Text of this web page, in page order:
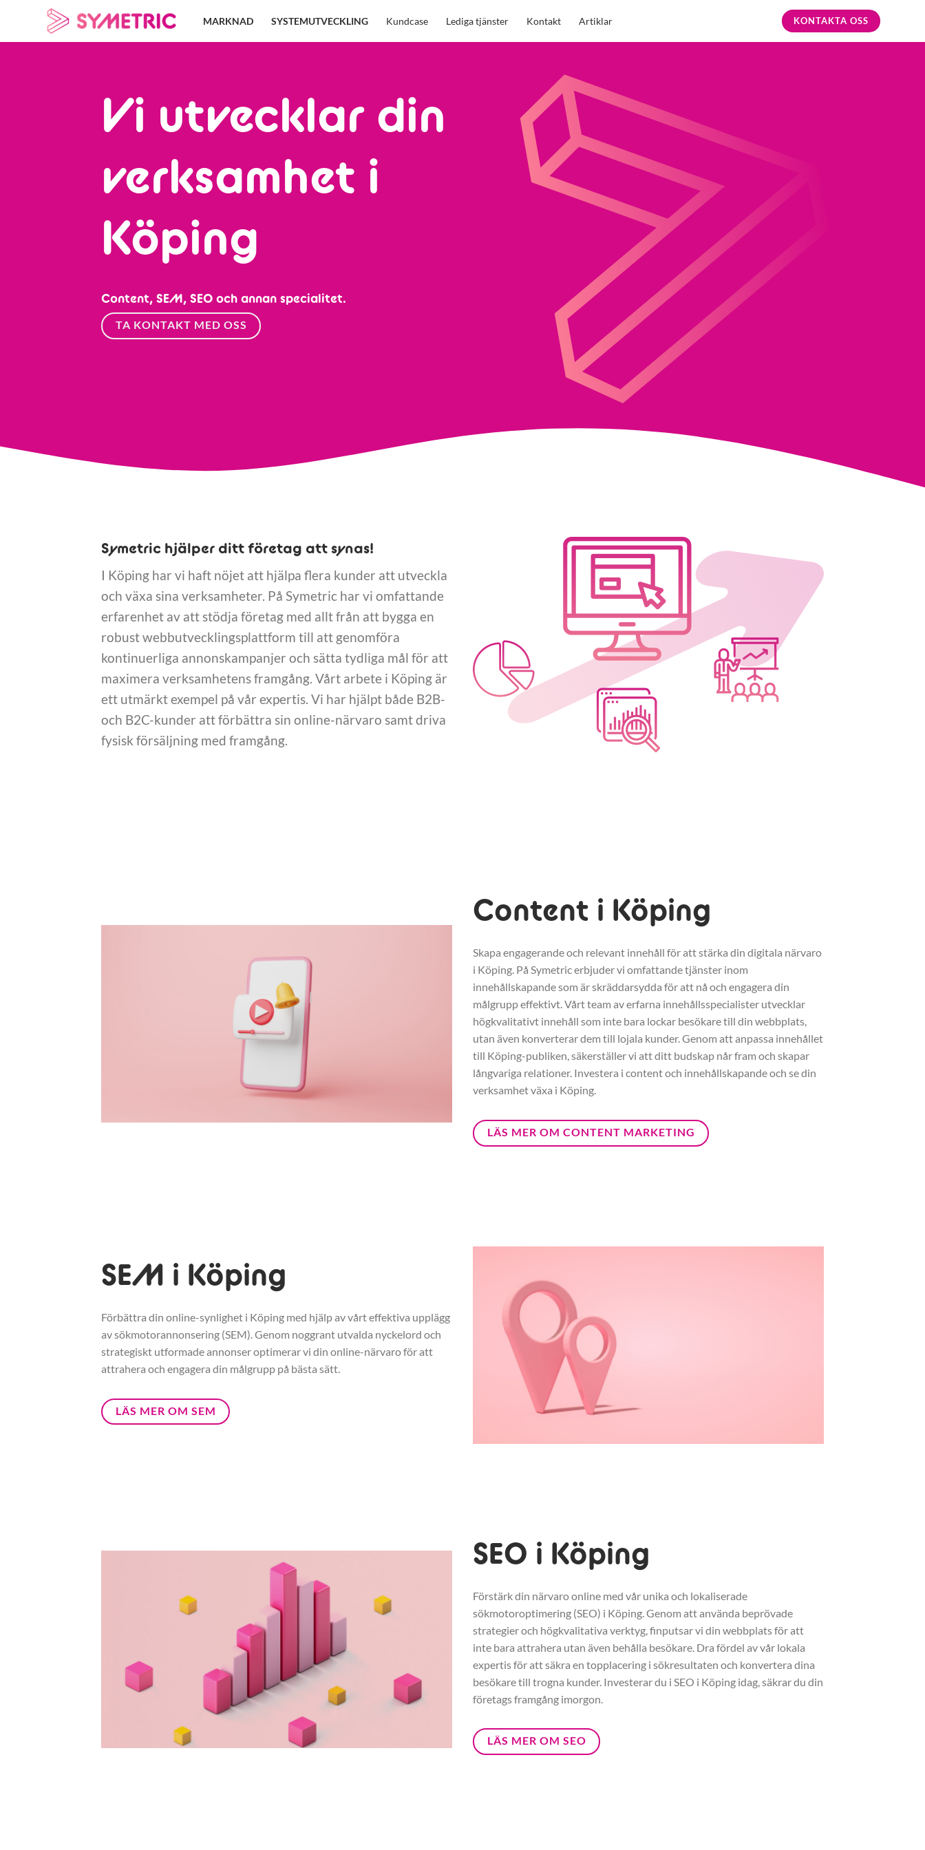
content
MARKNAD SYSTEMUTVECKLING Kundcase Lediga tjänster Kontakt Artiklar KONTAKTA OSS
Vi utvecklar din
verksamhet i
Köping
Content, SEM, SEO och annan specialitet.
TA KONTAKT MED OSS
Symetric hjälper ditt företag att synas!
I Köping har vi haft nöjet att hjälpa flera kunder att utveckla
och växa sina verksamheter. På Symetric har vi omfattande
erfarenhet av att stödja företag med allt från att bygga en
robust webbutvecklingsplattform till att genomföra
kontinuerliga annonskampanjer och sätta tydliga mål för att
maximera verksamhetens framgång. Vårt arbete i Köping är
ett utmärkt exempel på vår expertis. Vi har hjälpt både B2B-
och B2C-kunder att förbättra sin online-närvaro samt driva
fysisk försäljning med framgång.
Content i Köping
Skapa engagerande och relevant innehåll för att stärka din digitala närvaro
i Köping. På Symetric erbjuder vi omfattande tjänster inom
innehållskapande som är skräddarsydda för att nå och engagera din
målgrupp effektivt. Vårt team av erfarna innehållsspecialister utvecklar
högkvalitativt innehåll som inte bara lockar besökare till din webbplats,
utan även konverterar dem till lojala kunder. Genom att anpassa innehållet
till Köping-publiken, säkerställer vi att ditt budskap når fram och skapar
långvariga relationer. Investera i content och innehållskapande och se din
verksamhet växa i Köping.
LÄS MER OM CONTENT MARKETING
SEM i Köping
Förbättra din online-synlighet i Köping med hjälp av vårt effektiva upplägg
av sökmotorannonsering (SEM). Genom noggrant utvalda nyckelord och
strategiskt utformade annonser optimerar vi din online-närvaro för att
attrahera och engagera din målgrupp på bästa sätt.
LÄS MER OM SEM
SEO i Köping
Förstärk din närvaro online med vår unika och lokaliserade
sökmotoroptimering (SEO) i Köping. Genom att använda beprövade
strategier och högkvalitativa verktyg, finputsar vi din webbplats för att
inte bara attrahera utan även behålla besökare. Dra fördel av vår lokala
expertis för att säkra en topplacering i sökresultaten och konvertera dina
besökare till trogna kunder. Investerar du i SEO i Köping idag, säkrar du din
företags framgång imorgon.
LÄS MER OM SEO